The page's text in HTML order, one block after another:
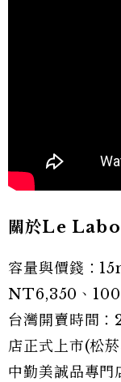
關於Le
容量與價錢：
NT6,350、
台灣開賣時間
店正式上市(松
中勤美誠品專門